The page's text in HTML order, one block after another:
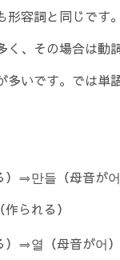
形容詞と同じです
く、その場合は動
多いです。では単
）⇒만들（母音
られる）
）⇒열（母音が